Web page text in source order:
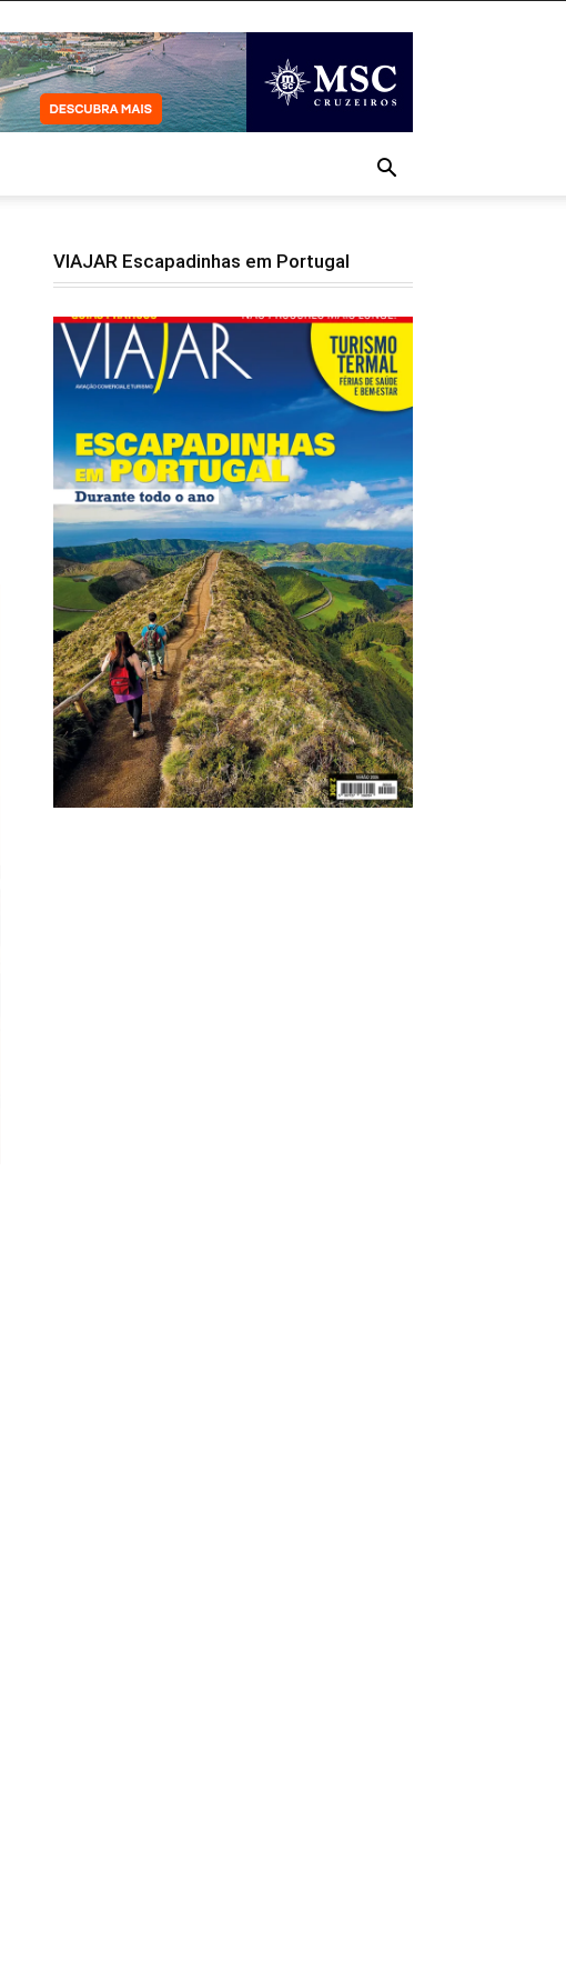
VIAJAR Escapadinhas em Portugal